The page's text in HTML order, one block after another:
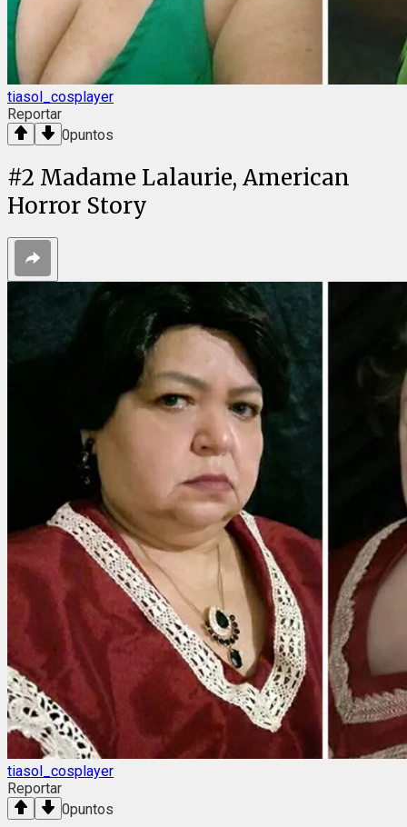
tiasol_cosplayer
Reportar
0puntos
#2 Madame Lalaurie, American
Horror Story
tiasol_cosplayer
Reportar
0puntos